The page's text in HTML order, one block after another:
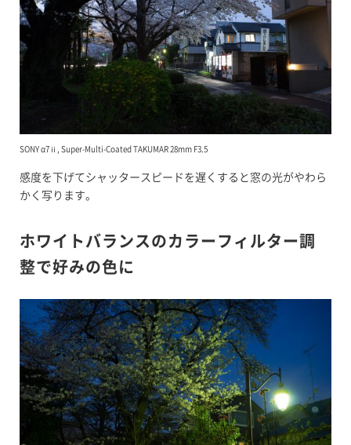
SONY α7ⅱ, Super-Multi-Coated TAKUMAR 28mm F3.5
感度を下げてシャッタースピードを遅くすると窓の光がやわら
かく写ります。
ホワイトバランスのカラーフィルター調
整で好みの色に